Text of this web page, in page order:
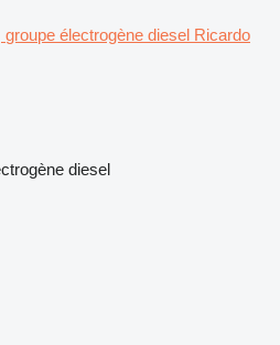
groupe électrogène diesel Ricardo
diesel